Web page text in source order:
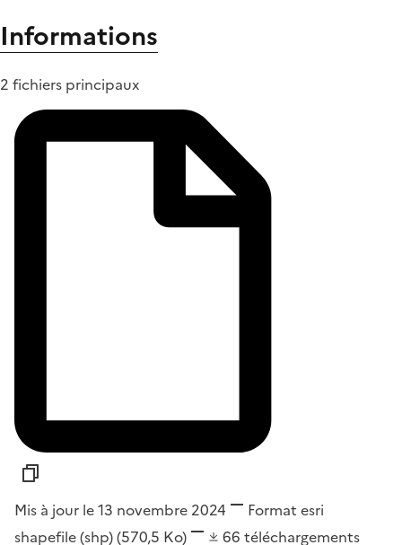
Informations
2 fichiers principaux
Mis à jour le 13 novembre 2024 Format esri
shapefile (shp)(570,5 Ko) 66 téléchargements